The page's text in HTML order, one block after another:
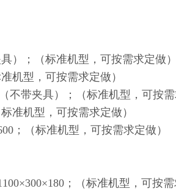
）；（标准机型，可按需求定做
机型，可按需求定做）
不带夹具）；（标准机型，可按
准机型，可按需求定做）
；（标准机型，可按需求定做）
；（标准机型，可按